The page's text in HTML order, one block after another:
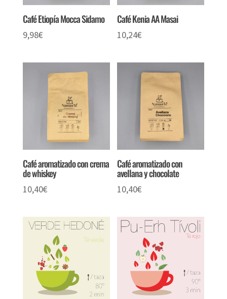
Café Etiopía Mocca Sidamo
9,98€
Café Kenia AA Masai
10,24€
Café aromatizado con crema
de whiskey
10,40€
Café aromatizado con
avellana y chocolate
10,40€